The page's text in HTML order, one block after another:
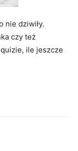
nie dziwiły.
czy też
ile jeszcze